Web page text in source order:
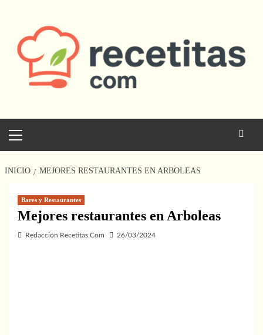
contenido
principal
INICIO MEJORES RESTAURANTES EN ARBOLEAS
Bares y Restaurantes
Mejores restaurantes en Arboleas
Redacción Recetitas.Com 26/03/2024